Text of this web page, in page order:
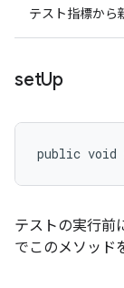
テスト指標から
setUp
public void
テストの実行前
でこのメソッド